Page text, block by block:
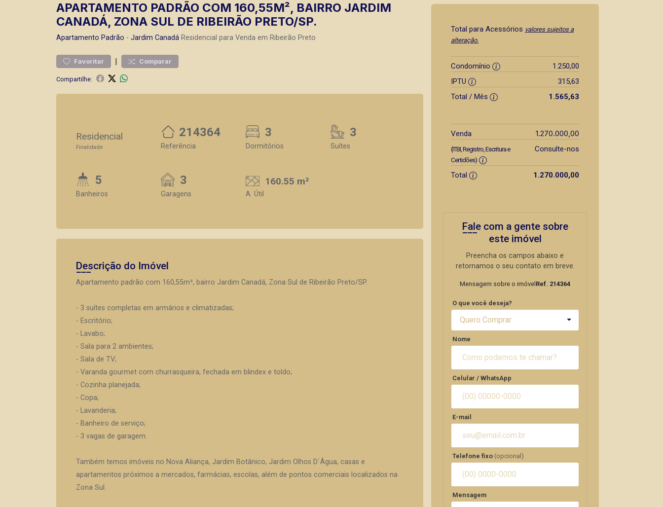
APARTAMENTO PADRÃO COM 160,55M², BAIRRO JARDIM
CANADÁ, ZONA SUL DE RIBEIRÃO PRETO/SP.
Apartamento Padrão - Jardim Canadá Residencial para Venda em Ribeirão Preto
Favoritar | Comparar
Compartilhe:
Residencial
Finalidade
214364
Referência
3
Dormitórios
3
Suítes
5
Banheiros
3
Garagens
160.55 m²
A. Útil
Descrição do Imóvel
Apartamento padrão com 160,55m², bairro Jardim Canadá, Zona Sul de Ribeirão Preto/SP.
- 3 suítes completas em armários e climatizadas;
- Escritório;
- Lavabo;
- Sala para 2 ambientes;
- Sala de TV;
- Varanda gourmet com churrasqueira, fechada em blindex e toldo;
- Cozinha planejada;
- Copa;
- Lavanderia;
- Banheiro de serviço;
- 3 vagas de garagem.
Também temos imóveis no Nova Aliança, Jardim Botânico, Jardim Olhos D´Água, casas e
apartamentos próximos a mercados, farmácias, escolas, além de pontos comerciais localizados na
Zona Sul.
Total para Acessórios valores sujeitos a
alteração.
Condomínio
1.250,00
IPTU
315,63
Total / Mês
1.565,63
Venda 1.270.000,00
(ITBI, Registro, Escritura e
Certidões)
Consulte-nos
Total 1.270.000,00
Fale com a gente sobre
este imóvel
Preencha os campos abaixo e
retornamos o seu contato em breve.
Mensagem sobre o imóvel Ref. 214364
O que você deseja?
Quero Comprar
Nome
Celular / WhatsApp
E-mail
Telefone fixo (opcional)
Mensagem